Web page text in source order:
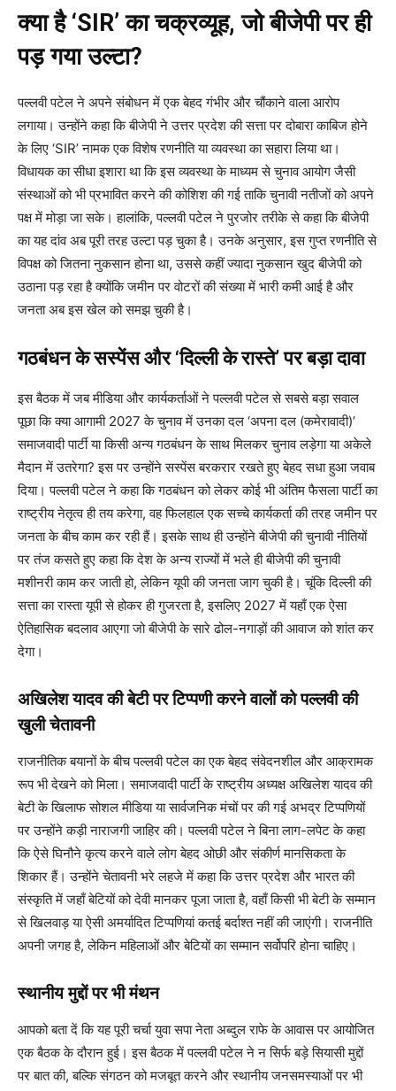
क्या है ‘SIR’ का चक्रव्यूह, जो बीजेपी पर ही
पड़ गया उल्टा?
पल्लवी पटेल ने अपने संबोधन में एक बेहद गंभीर और चौंकाने वाला आरोप
लगाया। उन्होंने कहा कि बीजेपी ने उत्तर प्रदेश की सत्ता पर दोबारा काबिज होने
के लिए ‘SIR’ नामक एक विशेष रणनीति या व्यवस्था का सहारा लिया था।
विधायक का सीधा इशारा था कि इस व्यवस्था के माध्यम से चुनाव आयोग जैसी
संस्थाओं को भी प्रभावित करने की कोशिश की गई ताकि चुनावी नतीजों को अपने
पक्ष में मोड़ा जा सके। हालांकि, पल्लवी पटेल ने पुरजोर तरीके से कहा कि बीजेपी
का यह दांव अब पूरी तरह उल्टा पड़ चुका है। उनके अनुसार, इस गुप्त रणनीति से
विपक्ष को जितना नुकसान होना था, उससे कहीं ज्यादा नुकसान खुद बीजेपी को
उठाना पड़ रहा है क्योंकि जमीन पर वोटरों की संख्या में भारी कमी आई है और
जनता अब इस खेल को समझ चुकी है।
गठबंधन के सस्पेंस और ‘दिल्ली के रास्ते’ पर बड़ा दावा
इस बैठक में जब मीडिया और कार्यकर्ताओं ने पल्लवी पटेल से सबसे बड़ा सवाल
पूछा कि क्या आगामी 2027 के चुनाव में उनका दल ‘अपना दल (कमेरावादी)’
समाजवादी पार्टी या किसी अन्य गठबंधन के साथ मिलकर चुनाव लड़ेगा या अकेले
मैदान में उतरेगा? इस पर उन्होंने सस्पेंस बरकरार रखते हुए बेहद सधा हुआ जवाब
दिया। पल्लवी पटेल ने कहा कि गठबंधन को लेकर कोई भी अंतिम फैसला पार्टी का
राष्ट्रीय नेतृत्व ही तय करेगा, वह फिलहाल एक सच्चे कार्यकर्ता की तरह जमीन पर
जनता के बीच काम कर रही हैं। इसके साथ ही उन्होंने बीजेपी की चुनावी नीतियों
पर तंज कसते हुए कहा कि देश के अन्य राज्यों में भले ही बीजेपी की चुनावी
मशीनरी काम कर जाती हो, लेकिन यूपी की जनता जाग चुकी है। चूंकि दिल्ली की
सत्ता का रास्ता यूपी से होकर ही गुजरता है, इसलिए 2027 में यहाँ एक ऐसा
ऐतिहासिक बदलाव आएगा जो बीजेपी के सारे ढोल-नगाड़ों की आवाज को शांत कर
देगा।
अखिलेश यादव की बेटी पर टिप्पणी करने वालों को पल्लवी की
खुली चेतावनी
राजनीतिक बयानों के बीच पल्लवी पटेल का एक बेहद संवेदनशील और आक्रामक
रूप भी देखने को मिला। समाजवादी पार्टी के राष्ट्रीय अध्यक्ष अखिलेश यादव की
बेटी के खिलाफ सोशल मीडिया या सार्वजनिक मंचों पर की गई अभद्र टिप्पणियों
पर उन्होंने कड़ी नाराजगी जाहिर की। पल्लवी पटेल ने बिना लाग-लपेट के कहा
कि ऐसे घिनौने कृत्य करने वाले लोग बेहद ओछी और संकीर्ण मानसिकता के
शिकार हैं। उन्होंने चेतावनी भरे लहजे में कहा कि उत्तर प्रदेश और भारत की
संस्कृति में जहाँ बेटियों को देवी मानकर पूजा जाता है, वहाँ किसी भी बेटी के सम्मान
से खिलवाड़ या ऐसी अमर्यादित टिप्पणियां कतई बर्दाश्त नहीं की जाएंगी। राजनीति
अपनी जगह है, लेकिन महिलाओं और बेटियों का सम्मान सर्वोपरि होना चाहिए।
स्थानीय मुद्दों पर भी मंथन
आपको बता दें कि यह पूरी चर्चा युवा सपा नेता अब्दुल राफे के आवास पर आयोजित
एक बैठक के दौरान हुई। इस बैठक में पल्लवी पटेल ने न सिर्फ बड़े सियासी मुद्दों
पर बात की, बल्कि संगठन को मजबूत करने और स्थानीय जनसमस्याओं पर भी